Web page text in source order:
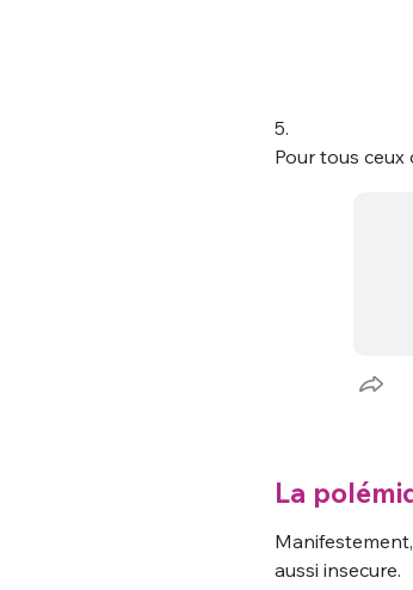
5.
Pour tous
La
aussi insecure.